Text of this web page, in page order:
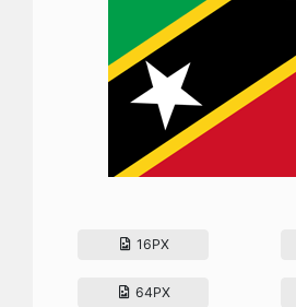
16PX
64PX